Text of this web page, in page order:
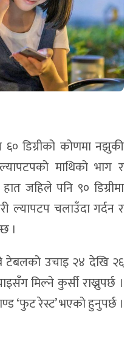
डिग्रीको कोणमा नझुकी
माथिको भाग र
जहिले पनि ९० डिग्रीमा
ल्यापटप चलाउँदा गर्दन र
।
टेबलको उचाइ २४ देखि २६
मिल्ने कुर्सी राख्नुपर्छ ।
‘फुट रेस्ट’ भएको हुनुपर्छ ।